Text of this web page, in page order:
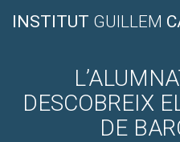
INSTITUT GUILLEM
DESCOBREIX
DE